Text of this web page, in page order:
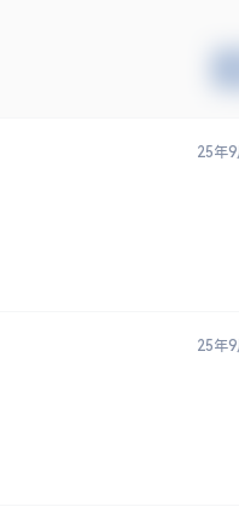
25年9
25年9